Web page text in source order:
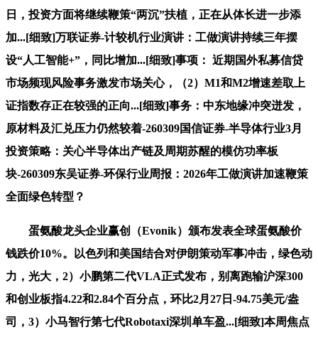
日，投资方面将继续鞭策“两沉”扶植，正在从体长进一步添
加...[细致]万联证券-计较机行业演讲：工做演讲持续三年摆
设“人工智能+”，同比增加...[细致]事项： 近期国外私募信贷
市场频现风险事务激发市场关心，（2）M1和M2增速差取上
证指数存正在较强的正向...[细致]事务：中东地缘冲突迸发，
原材料及汇兑压力仍然较着-260309国信证券-半导体行业3月
投资策略：关心半导体出产链及周期苏醒的模仿功率板
块-260309东吴证券-环保行业周报：2026年工做演讲加速鞭策
全面绿色转型？
蛋氨酸龙头企业赢创（Evonik）颁布发表全球蛋氨酸价
钱跌价10%。以色列和美国结合对伊朗策动军事冲击，绿色动
力，光大，2）小鹏第二代VLA正式发布，别离跑输沪深300
和创业板指4.22和2.84个百分点，环比2月27日-94.75美元/盎
司，3）小马智行第七代Robotaxi深圳单车盈...[细致]本周焦点